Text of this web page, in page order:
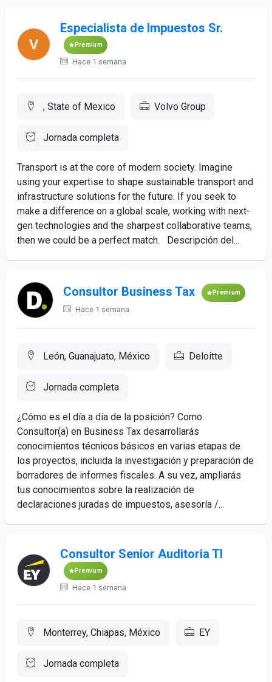
Especialista de Impuestos Sr.
Premium
Hace 1 semana
, State of Mexico Volvo Group
Jornada completa
Transport is at the core of modern society. Imagine
using your expertise to shape sustainable transport and
infrastructure solutions for the future. If you seek to
make a difference on a global scale, working with next-
gen technologies and the sharpest collaborative teams,
then we could be a perfect match. Descripción del...
Consultor Business Tax Premium
Hace 1 semana
León, Guanajuato, México Deloitte
Jornada completa
¿Cómo es el día a día de la posición? Como
Consultor(a) en Business Tax desarrollarás
conocimientos técnicos básicos en varias etapas de
los proyectos, incluida la investigación y preparación de
borradores de informes fiscales. A su vez, ampliarás
tus conocimientos sobre la realización de
declaraciones juradas de impuestos, asesoría /...
Consultor Senior Auditoria TI
Premium
Hace 1 semana
Monterrey, Chiapas, México EY
Jornada completa